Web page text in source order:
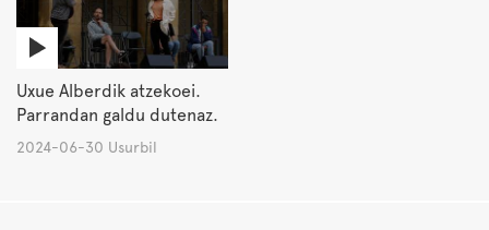
Uxue Alberdik atzekoei.
Parrandan galdu dutenaz.
2024-06-30 Usurbil